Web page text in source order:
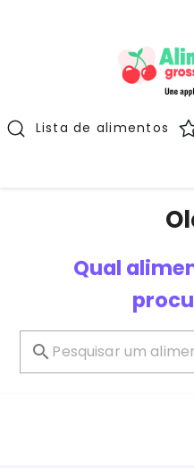
Lista de alimentos
Qual